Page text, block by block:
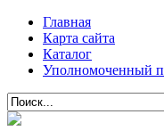
Главная
Карта сайта
Каталог
Уполномоченный